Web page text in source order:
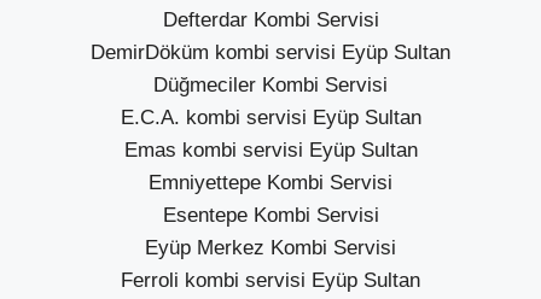
Defterdar Kombi Servisi
DemirDöküm kombi servisi Eyüp Sultan
Düğmeciler Kombi Servisi
E.C.A. kombi servisi Eyüp Sultan
Emas kombi servisi Eyüp Sultan
Emniyettepe Kombi Servisi
Esentepe Kombi Servisi
Eyüp Merkez Kombi Servisi
Ferroli kombi servisi Eyüp Sultan